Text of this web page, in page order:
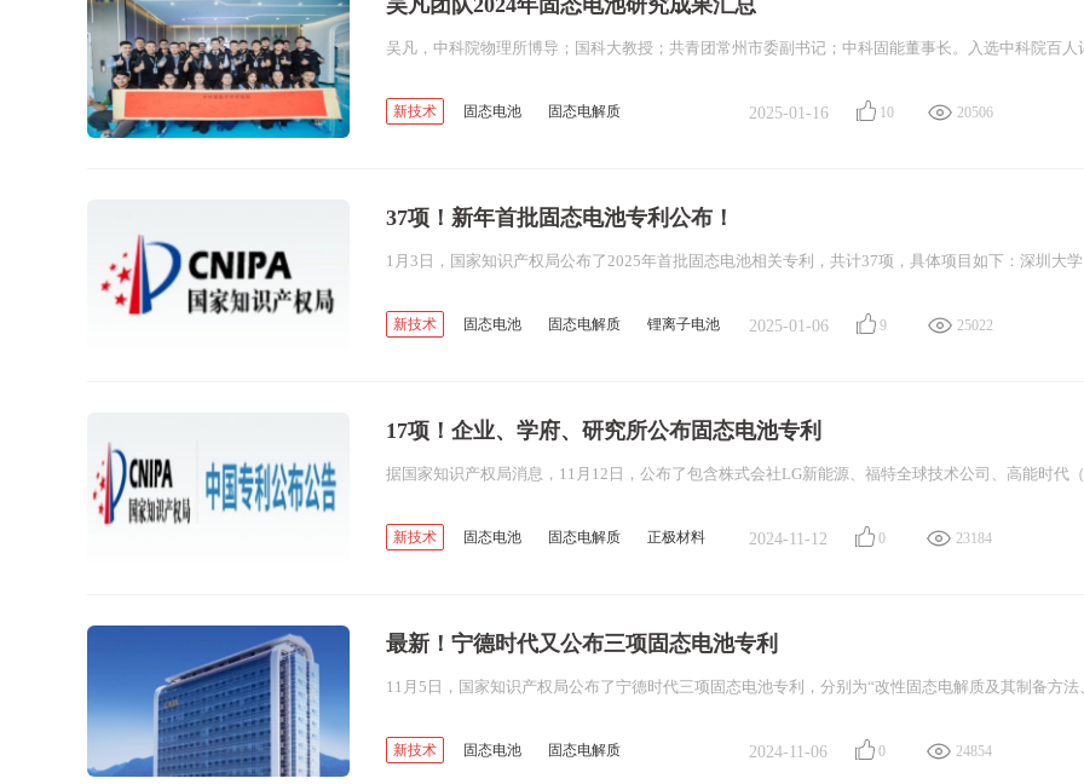
吴凡团队2024年固态电池研究成果汇总
新技术 固态电池
固态电解质
2025-01-16 10 20506
37项！新年首批固态电池专利公布！
新技术 固态电池 固态电解质
锂离子电池
2025-01-06 9 25022
17项！企业、学府、研究所公布固态电池专利
新技术 固态电池 固态电解质
正极材料
2024-11-12 0 23184
最新！宁德时代又公布三项固态电池专利
新技术 固态电池
固态电解质
2024-11-06 0 24854